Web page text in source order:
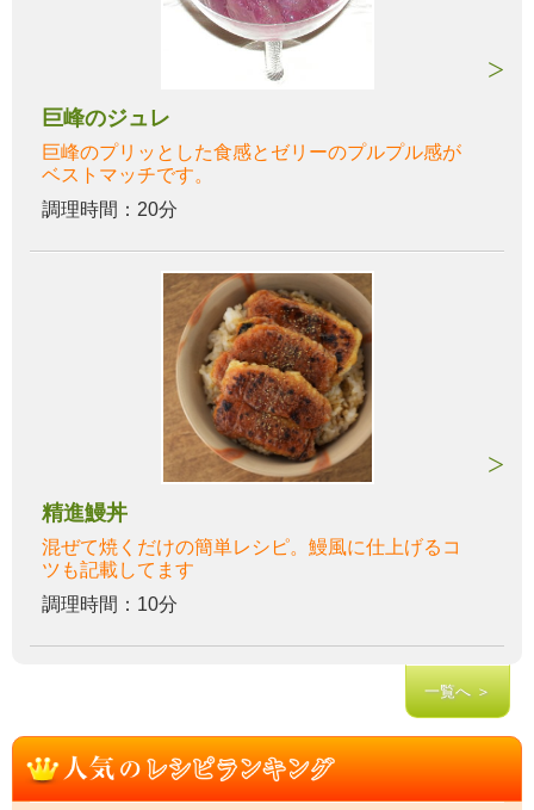
巨峰のジュレ
巨峰のプリッとした食感とゼリーのプルプル感が
ベストマッチです。
調理時間：20分
精進鰻丼
混ぜて焼くだけの簡単レシピ。鰻風に仕上げるコ
ツも記載してます
調理時間：10分
一覧へ ＞